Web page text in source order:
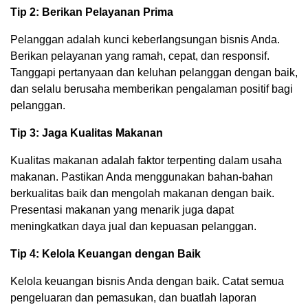
Tip 2: Berikan Pelayanan Prima
Pelanggan adalah kunci keberlangsungan bisnis Anda.
Berikan pelayanan yang ramah, cepat, dan responsif.
Tanggapi pertanyaan dan keluhan pelanggan dengan baik,
dan selalu berusaha memberikan pengalaman positif bagi
pelanggan.
Tip 3: Jaga Kualitas Makanan
Kualitas makanan adalah faktor terpenting dalam usaha
makanan. Pastikan Anda menggunakan bahan-bahan
berkualitas baik dan mengolah makanan dengan baik.
Presentasi makanan yang menarik juga dapat
meningkatkan daya jual dan kepuasan pelanggan.
Tip 4: Kelola Keuangan dengan Baik
Kelola keuangan bisnis Anda dengan baik. Catat semua
pengeluaran dan pemasukan, dan buatlah laporan